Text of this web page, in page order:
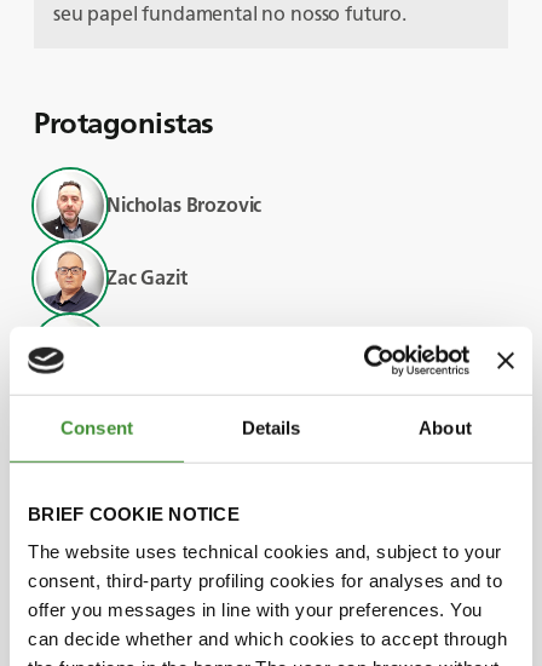
Consent Details About
BRIEF COOKIE NOTICE
The website uses technical cookies and, subject to your
consent, third-party profiling cookies for analyses and to
offer you messages in line with your preferences. You
can decide whether and which cookies to accept through
seu papel fundamental no nosso futuro.
Protagonistas
Nicholas Brozovic
Zac Gazit
Adriano Battilani
● Apesar de apenas 20% das terras de cultivo
do mundo serem irrigadas, produzem 40% do